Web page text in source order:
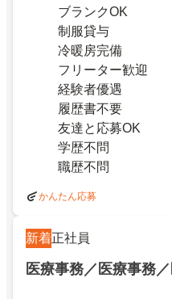
ブランクOK
制服貸与
冷暖房完備
フリーター歓迎
経験者優遇
履歴書不要
友達と応募OK
学歴不問
職歴不問
かんたん応募
新着正社員
医療事務／医療事務